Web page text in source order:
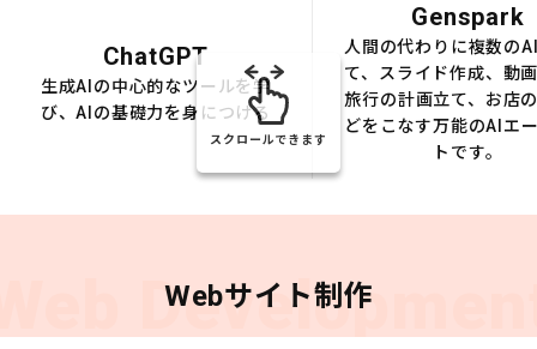
ChatGPT
生成AIの中心的なツールを学
び、AIの基礎力を身につける
Genspark
人間の代わりに複数の
て、スライド作成、動
旅行の計画立て、お店
どをこなす万能のAIエ
トです。
スクロールできます
Webサイト制作